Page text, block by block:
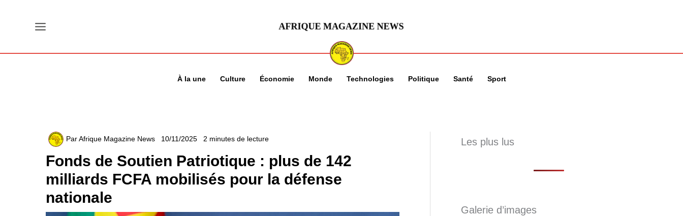
À la une Culture Économie Monde Technologies Politique Santé Sport
ParAfrique Magazine News 10/11/2025 2 minutes de lecture
Fonds de Soutien Patriotique : plus de 142
milliards FCFA mobilisés pour la défense
nationale
Les plus lus
Galerie d’images